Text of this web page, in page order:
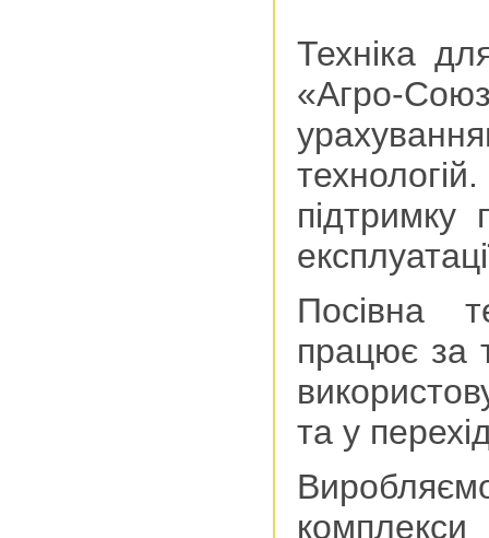
Техніка
«Агро-
підтримку
Посівна
працює за
та у